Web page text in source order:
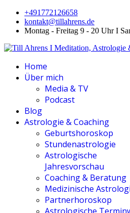
+491772126658
kontakt@tillahrens.de
Montag - Freitag 9 - 20 Uhr I
Home
Über mich
Media & TV
Podcast
Blog
Astrologie & Coaching
Geburtshoroskop
Stundenastrologie
Astrologische
Jahresvorschau
Coaching & Beratung
Medizinische
Partnerhoroskop